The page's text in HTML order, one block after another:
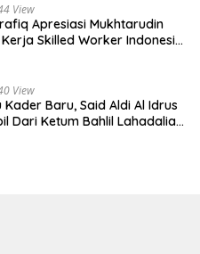
View
Apresiasi Mukhtarudin
Skilled Worker Indonesia
View
Kader Baru, Said Aldi Al Idrus
Dari Ketum Bahlil Lahadalia